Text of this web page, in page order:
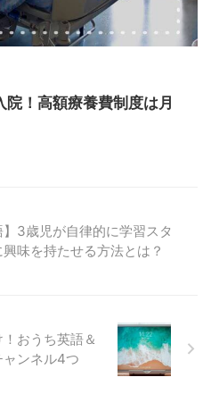
院！高額療養費制度は月
】3歳児が自律的に学習スタ
味を持たせる方法とは？
おうち英語＆
ンネル4つ